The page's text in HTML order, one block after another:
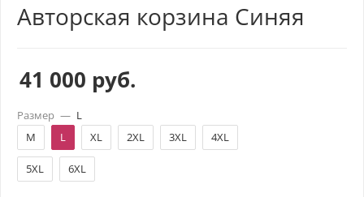
Авторская корзина Синяя
41 000 руб.
Размер — L
M
L XL 2XL 3XL 4XL
5XL 6XL